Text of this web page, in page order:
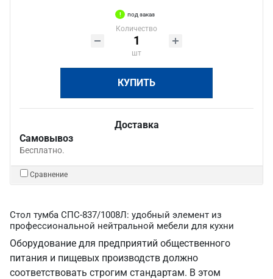
под заказ
Количество
шт
КУПИТЬ
Доставка
Самовывоз
Бесплатно.
Сравнение
Стол тумба СПС-837/1008Л: удобный элемент из
профессиональной нейтральной мебели для кухни
Оборудование для предприятий общественного
питания и пищевых производств должно
соответствовать строгим стандартам. В этом